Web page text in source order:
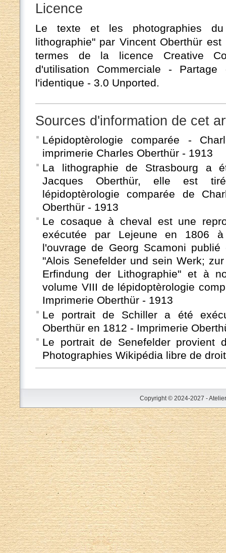
Licence
Le texte et les photographies
lithographie" par Vincent Oberthür
termes de la licence Creative
d'utilisation Commerciale -
l'identique - 3.0 Unported.
Sources d'information de cet
Lépidoptèrologie comparée -
imprimerie Charles Oberthür - 1913
La lithographie de Strasbourg a
Jacques Oberthür, elle est
lépidoptèrologie comparée de
Oberthür - 1913
Le cosaque à cheval est une
exécutée par Lejeune en 1806
l'ouvrage de Georg Scamoni
"Alois Senefelder und sein Werk;
Erfindung der Lithographie" et à
volume VIII de lépidoptèrologie
Imprimerie Oberthür - 1913
Le portrait de Schiller a été
Oberthür en 1812 - Imprimerie
Le portrait de Senefelder provient
Photographies Wikipédia libre de
Copyright © 2024-2027 -